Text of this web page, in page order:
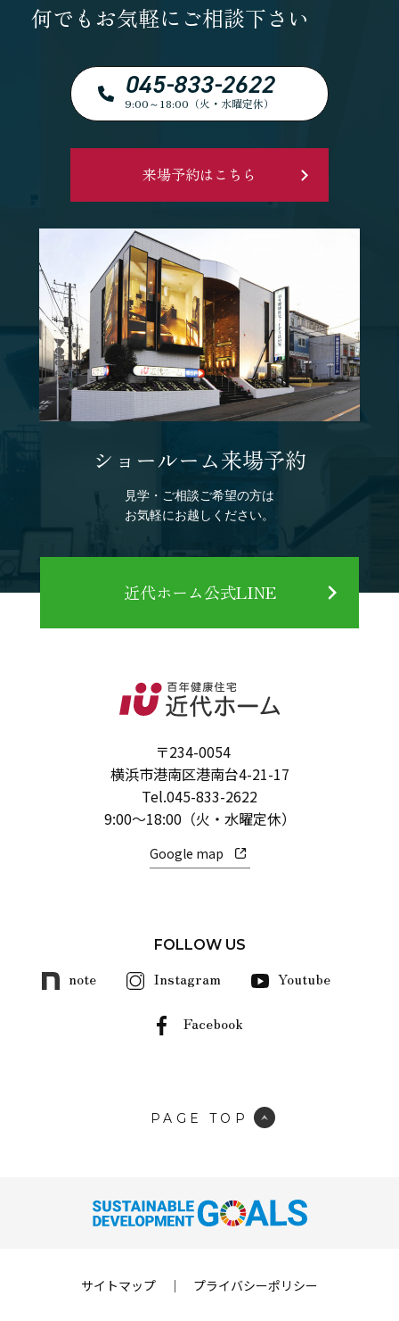
何でもお気軽にご相談下さい
045-833-2622
9:00～18:00（火・水曜定休）
来場予約はこちら
ショールーム来場予約
見学・ご相談ご希望の方は
お気軽にお越しください。
近代ホーム公式LINE
〒234-0054
横浜市港南区港南台4-21-17
Tel.045-833-2622
9:00～18:00（火・水曜定休）
Google map
FOLLOW US
note Instagram Youtube
Facebook
PAGE TOP
サイトマップ ｜ プライバシーポリシー